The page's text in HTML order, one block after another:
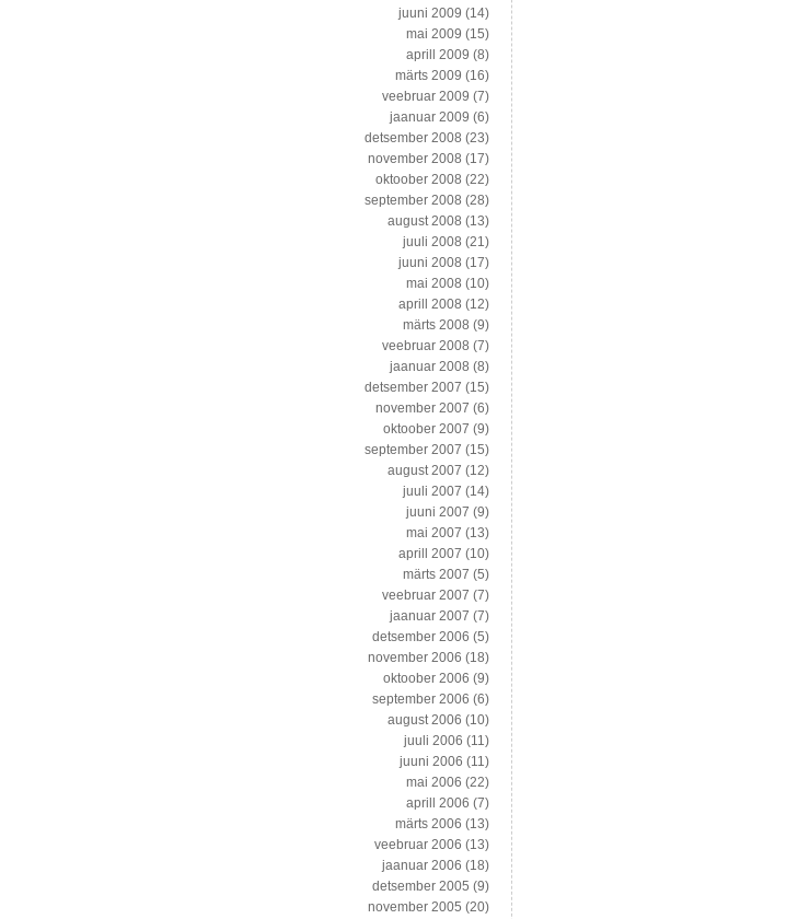
juuni 2009 (14)
mai 2009 (15)
aprill 2009 (8)
märts 2009 (16)
veebruar 2009 (7)
jaanuar 2009 (6)
detsember 2008 (23)
november 2008 (17)
oktoober 2008 (22)
september 2008 (28)
august 2008 (13)
juuli 2008 (21)
juuni 2008 (17)
mai 2008 (10)
aprill 2008 (12)
märts 2008 (9)
veebruar 2008 (7)
jaanuar 2008 (8)
detsember 2007 (15)
november 2007 (6)
oktoober 2007 (9)
september 2007 (15)
august 2007 (12)
juuli 2007 (14)
juuni 2007 (9)
mai 2007 (13)
aprill 2007 (10)
märts 2007 (5)
veebruar 2007 (7)
jaanuar 2007 (7)
detsember 2006 (5)
november 2006 (18)
oktoober 2006 (9)
september 2006 (6)
august 2006 (10)
juuli 2006 (11)
juuni 2006 (11)
mai 2006 (22)
aprill 2006 (7)
märts 2006 (13)
veebruar 2006 (13)
jaanuar 2006 (18)
detsember 2005 (9)
november 2005 (20)